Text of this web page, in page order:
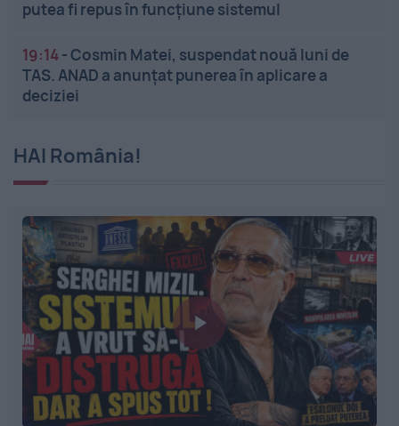
putea fi repus în funcțiune sistemul
19:14-Cosmin Matei, suspendat nouă luni de
TAS. ANAD a anunțat punerea în aplicare a
deciziei
HAI România!